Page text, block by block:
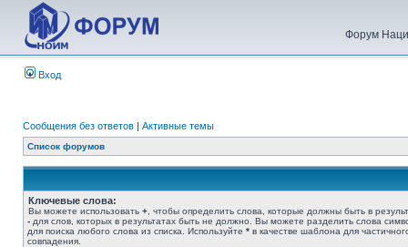
Форум
Вход
Сообщения без ответов | Активные темы
Список форумов
Ключевые слова:
Вы можете использовать + , чтобы определить слова, которые должны быть в
- для слов, которых в результатах быть не должно. Вы можете разделить слова
для поиска любого слова из списка. Используйте * в качестве шаблона для
совпадения.